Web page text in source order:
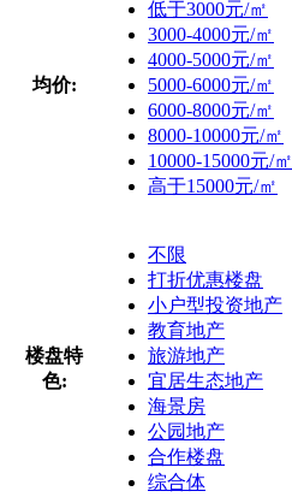
均价:
低于3000元/㎡
3000-4000元/㎡
4000-5000元/㎡
5000-6000元/㎡
6000-8000元/㎡
8000-10000元/㎡
10000-15000元/㎡
高于15000元/㎡
楼盘特
色:
不限
打折优惠楼盘
小户型投资地产
教育地产
旅游地产
宜居生态地产
海景房
公园地产
合作楼盘
综合体